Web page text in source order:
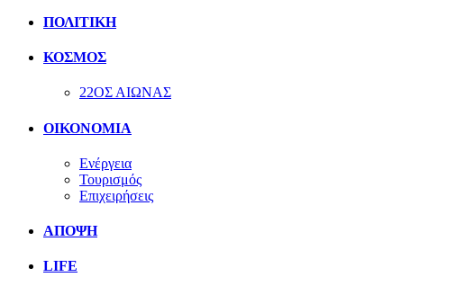
ΠΟΛΙΤΙΚΗ
ΚΟΣΜΟΣ
22ΟΣ ΑΙΩΝΑΣ
ΟΙΚΟΝΟΜΙΑ
Ενέργεια
Τουρισμός
Επιχειρήσεις
ΑΠΟΨΗ
LIFE